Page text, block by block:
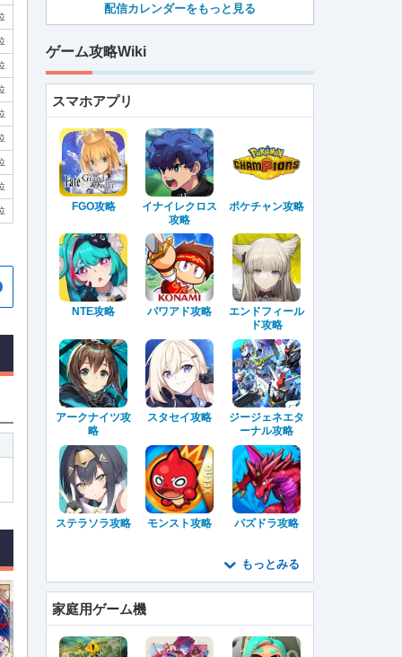
配信カレンダーをもっと見る
ゲーム攻略Wiki
スマホアプリ
FGO攻略
イナイレクロス
攻略
ポケチャン攻略
NTE攻略 パワアド攻略
エンドフィール
ド攻略
アークナイツ攻
略
スタセイ攻略
ジージェネエタ
ーナル攻略
ステラソラ攻略 モンスト攻略 パズドラ攻略
もっとみる
家庭用ゲーム機